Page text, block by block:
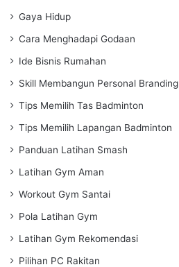
Gaya Hidup
Cara Menghadapi Godaan
Ide Bisnis Rumahan
Skill Membangun Personal Branding
Tips Memilih Tas Badminton
Tips Memilih Lapangan Badminton
Panduan Latihan Smash
Latihan Gym Aman
Workout Gym Santai
Pola Latihan Gym
Latihan Gym Rekomendasi
Pilihan PC Rakitan